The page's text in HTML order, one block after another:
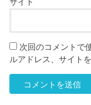
サイト
次回のコメントで
ルアドレス、サイト